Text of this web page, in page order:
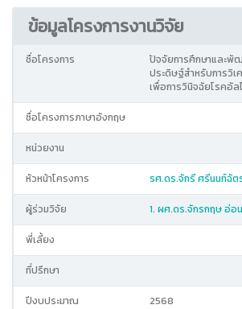
ข้อมูลโครงการงานวิจัย
ชื่อโครงการ
ปัจจัยการศึกษาและ
ประดิษฐ์สำหรับการวิ
เพื่อการวินิจฉัยโรคอัล
ชื่อโครงการภาษาอังกฤษ
หน่วยงาน
หัวหน้าโครงการ รศ.ดร.จักรี ศรีนนท์ฉัต
ผู้ร่วมวิจัย 1. ผศ.ดร.จักรกฤษ อ่อ
พี่เลี้ยง
ที่ปรึกษา
ปีงบประมาณ 2568